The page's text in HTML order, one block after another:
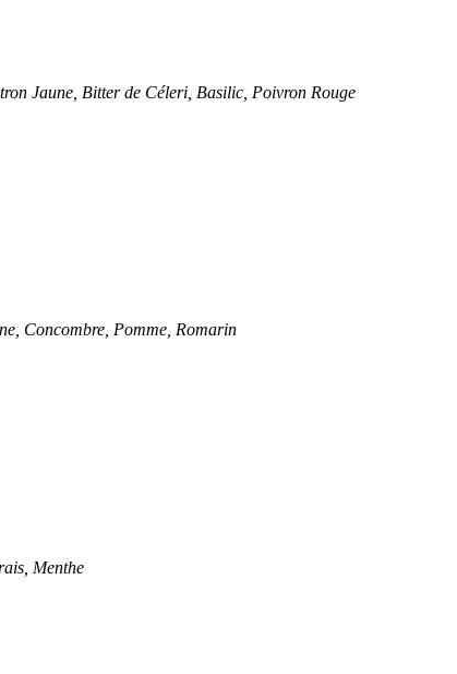
Jaune, Bitter de Céleri, Basilic, Poivron Rouge
Concombre, Pomme, Romarin
Menthe